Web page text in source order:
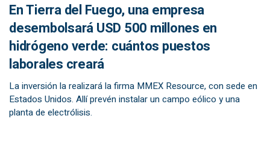
En Tierra del Fuego, una empresa
desembolsará USD 500 millones en
hidrógeno verde: cuántos puestos
laborales creará
La inversión la realizará la firma MMEX Resource, con sede en
Estados Unidos. Allí prevén instalar un campo eólico y una
planta de electrólisis.